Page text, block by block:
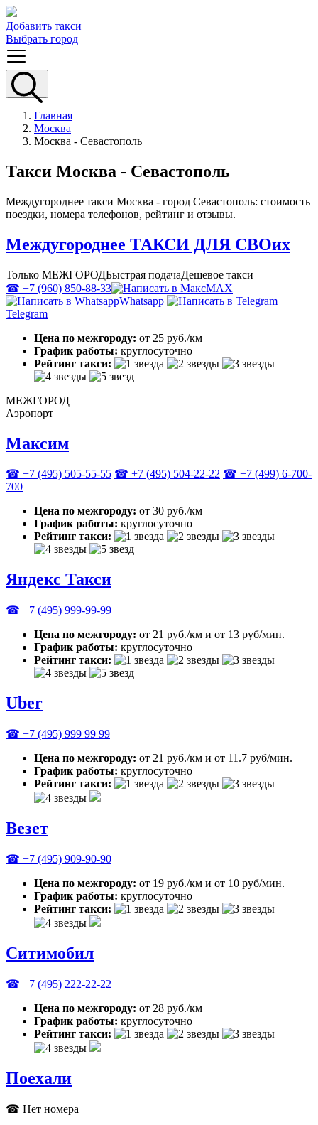
Добавить такси
Выбрать город
Главная
Москва
Москва - Севастополь
Такси Москва - Севастополь
Междугороднее такси Москва - город Севастополь: стоимость
поездки, номера телефонов, рейтинг и отзывы.
Междугороднее ТАКСИ ДЛЯ СВОих
Только МЕЖГОРОДБыстрая подачаДешевое такси
☎ +7 (960) 850-88-33
MAX
Whatsapp
Telegram
Цена по межгороду: от 25 руб./км
График работы: круглосуточно
Рейтинг такси:
МЕЖГОРОД
Аэропорт
Максим
☎ +7 (495) 505-55-55 ☎ +7 (495) 504-22-22 ☎ +7 (499) 6-700-
700
Цена по межгороду: от 30 руб./км
График работы: круглосуточно
Рейтинг такси:
Яндекс Такси
☎ +7 (495) 999-99-99
Цена по межгороду: от 21 руб./км и от 13 руб/мин.
График работы: круглосуточно
Рейтинг такси:
Uber
☎ +7 (495) 999 99 99
Цена по межгороду: от 21 руб./км и от 11.7 руб/мин.
График работы: круглосуточно
Рейтинг такси:
Везет
☎ +7 (495) 909-90-90
Цена по межгороду: от 19 руб./км и от 10 руб/мин.
График работы: круглосуточно
Рейтинг такси:
Ситимобил
☎ +7 (495) 222-22-22
Цена по межгороду: от 28 руб./км
График работы: круглосуточно
Рейтинг такси:
Поехали
☎ Нет номера